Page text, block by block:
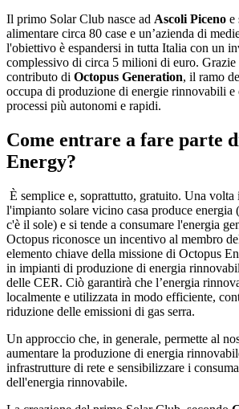
Il primo Solar Club nasce ad Ascoli Piceno e
alimentare circa 80 case e un’azienda di
l'obiettivo è espandersi in tutta Italia con un
complessivo di circa 5 milioni di euro. Grazie
contributo di Octopus Generation, il ramo
occupa di produzione di energie rinnovabili e
processi più autonomi e rapidi.
Come entrare a fare parte
Energy?
È semplice e, soprattutto, gratuito. Una volta
l'impianto solare vicino casa produce
c'è il sole) e si tende a consumare l'energia
Octopus riconosce un incentivo al membro
elemento chiave della missione di Octopus
in impianti di produzione di energia
delle CER. Ciò garantirà che l’energia
localmente e utilizzata in modo efficiente,
riduzione delle emissioni di gas serra.
Un approccio che, in generale, permette al
aumentare la produzione di energia
infrastrutture di rete e sensibilizzare i
dell'energia rinnovabile.